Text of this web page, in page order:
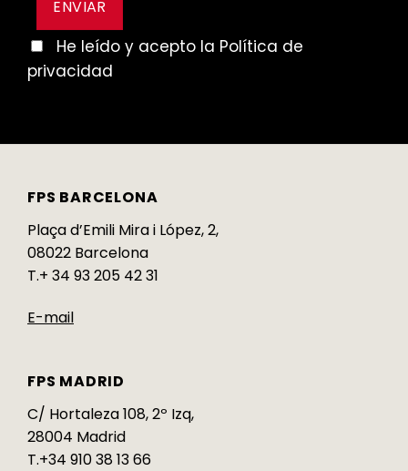
He leído y acepto la Política de
privacidad
FPS BARCELONA
Plaça d’Emili Mira i López, 2,
08022 Barcelona
T.+ 34 93 205 42 31
E-mail
FPS MADRID
C/ Hortaleza 108, 2º Izq,
28004 Madrid
T.+34 910 38 13 66